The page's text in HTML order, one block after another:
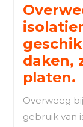
daken,
platen.
Overweeg
gebruik van